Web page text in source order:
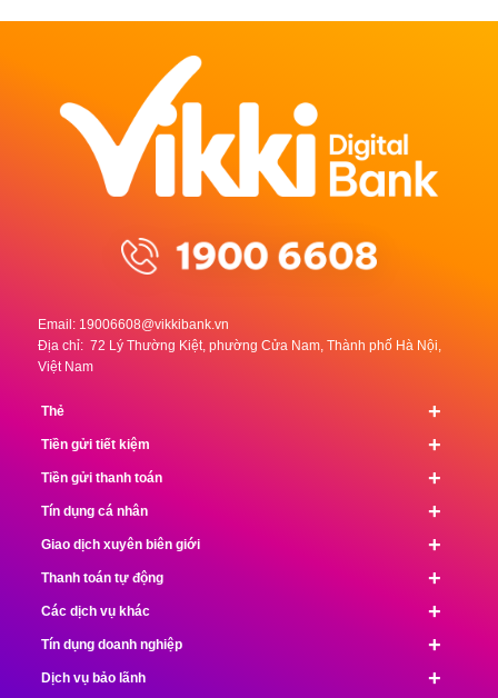
Email: 19006608@vikkibank.vn
Địa chỉ: 72 Lý Thường Kiệt, phường Cửa Nam, Thành phố Hà Nội,
Việt Nam
+
Thẻ
+
Tiền gửi tiết kiệm
+
Tiền gửi thanh toán
+
Tín dụng cá nhân
+
Giao dịch xuyên biên giới
+
Thanh toán tự động
+
Các dịch vụ khác
+
Tín dụng doanh nghiệp
+
Dịch vụ bảo lãnh